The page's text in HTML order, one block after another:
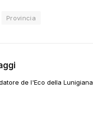
Provincia
de l'Eco della